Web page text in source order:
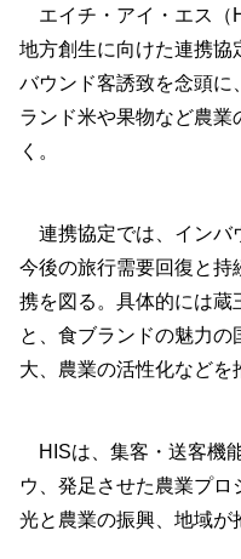
エイチ・アイ・エス（
地方創生に向けた連携協
バウンド客誘致を念頭に
ランド米や果物など農業
く。
連携協定では、インバ
今後の旅行需要回復と持
携を図る。具体的には蔵
と、食ブランドの魅力
大、農業の活性化などを
HISは、集客・送客機
ウ、発足させた農業プ
光と農業の振興、地域が